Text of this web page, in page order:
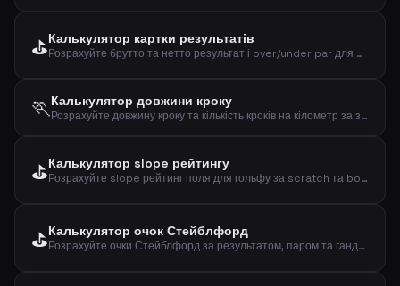
⛳Калькулятор картки результатів
Розрахуйте брутто та нетто результат і over/under par для раунду гольфу
🏃Калькулятор довжини кроку
Розрахуйте довжину кроку та кількість кроків на кілометр за зростом та статтю
⛳Калькулятор slope рейтингу
Розрахуйте slope рейтинг поля для гольфу за scratch та bogey рейтингами
⛳Калькулятор очок Стейблфорд
Розрахуйте очки Стейблфорд за результатом, паром та гандикапом